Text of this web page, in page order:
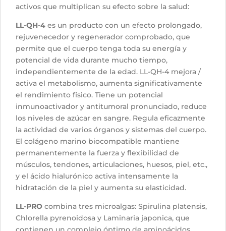
activos que multiplican su efecto sobre la salud:
LL-QH-4 es un producto con un efecto prolongado,
rejuvenecedor y regenerador comprobado, que
permite que el cuerpo tenga toda su energía y
potencial de vida durante mucho tiempo,
independientemente de la edad. LL-QH-4 mejora /
activa el metabolismo, aumenta significativamente
el rendimiento físico. Tiene un potencial
inmunoactivador y antitumoral pronunciado, reduce
los niveles de azúcar en sangre. Regula eficazmente
la actividad de varios órganos y sistemas del cuerpo.
El colágeno marino biocompatible mantiene
permanentemente la fuerza y flexibilidad de
músculos, tendones, articulaciones, huesos, piel, etc.,
y el ácido hialurónico activa intensamente la
hidratación de la piel y aumenta su elasticidad.
LL-PRO combina tres microalgas: Spirulina platensis,
Chlorella pyrenoidosa y Laminaria japonica, que